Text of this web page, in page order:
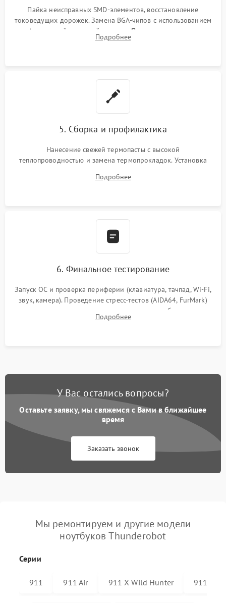
Пайка неисправных SMD-элементов, восстановление
токоведущих дорожек. Замена BGA-чипов с использованием
инфракрасной паяльной станции. Прошивка микросхемы
BIOS или замена поврежденных портов USB
Подробнее
5. Сборка и профилактика
Нанесение свежей термопасты с высокой
теплопроводностью и замена термопрокладок. Установка
шлейфов, модулей памяти и накопителей. Предварительная
Подробнее
6. Финальное тестирование
Запуск ОС и проверка периферии (клавиатура, тачпад, Wi-Fi,
звук, камера). Проведение стресс-тестов (AIDA64, FurMark)
для контроля температурного режима и стабильности
системы под пиковой нагрузкой.
Подробнее
У Вас остались вопросы?
Оставьте заявку, мы свяжемся с Вами в ближайшее
время
Заказать звонок
Мы ремонтируем и другие модели
ноутбуков Thunderobot
Серии
911 911 Air 911 X Wild Hunter 911 Plus